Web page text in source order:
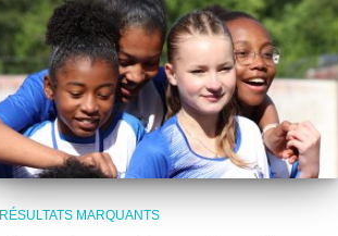
RÉSULTATS MARQUANTS